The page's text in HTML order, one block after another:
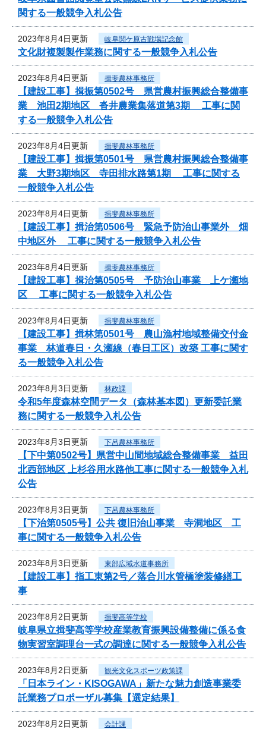
関する一般競争入札公告
2023年8月4日更新 岐阜関ケ原古戦場記念館
文化財複製製作業務に関する一般競争入札公告
2023年8月4日更新 揖斐農林事務所
【建設工事】揖振第0502号 県営農村振興総合整備事
業 池田2期地区 沓井農業集落道第3期 工事に関
する一般競争入札公告
2023年8月4日更新 揖斐農林事務所
【建設工事】揖振第0501号 県営農村振興総合整備事
業 大野3期地区 寺田排水路第1期 工事に関する
一般競争入札公告
2023年8月4日更新 揖斐農林事務所
【建設工事】揖治第0506号 緊急予防治山事業外 畑
中地区外 工事に関する一般競争入札公告
2023年8月4日更新 揖斐農林事務所
【建設工事】揖治第0505号 予防治山事業 上ケ瀬地
区 工事に関する一般競争入札公告
2023年8月4日更新 揖斐農林事務所
【建設工事】揖林第0501号 農山漁村地域整備交付金
事業 林道春日・久瀬線（春日工区）改築 工事に関す
る一般競争入札公告
2023年8月3日更新 林政課
令和5年度森林空間データ（森林基本図）更新委託業
務に関する一般競争入札公告
2023年8月3日更新 下呂農林事務所
【下中第0502号】県営中山間地域総合整備事業 益田
北西部地区 上杉谷用水路他工事に関する一般競争入札
公告
2023年8月3日更新 下呂農林事務所
【下治第0505号】公共 復旧治山事業 寺洞地区 工
事に関する一般競争入札公告
2023年8月3日更新 東部広域水道事務所
【建設工事】指工東第2号／落合川水管橋塗装修繕工
事
2023年8月2日更新 揖斐高等学校
岐阜県立揖斐高等学校産業教育振興設備整備に係る食
物実習室調理台一式の調達に関する一般競争入札公告
2023年8月2日更新 観光文化スポーツ政策課
「日本ライン・KISOGAWA」新たな魅力創造事業委
託業務プロポーザル募集【選定結果】
2023年8月2日更新 会計課